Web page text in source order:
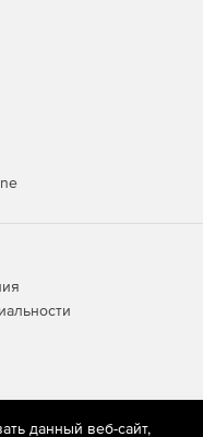
данный веб-сайт,